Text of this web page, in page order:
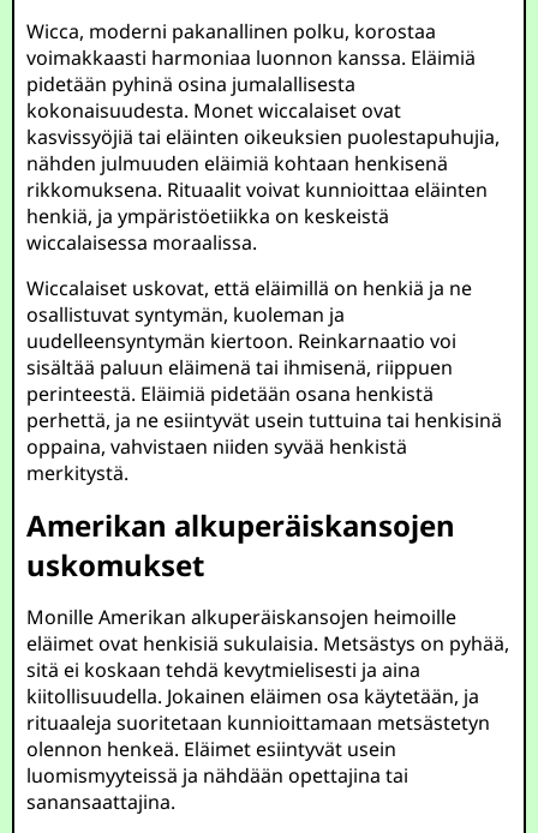
Wicca, moderni pakanallinen polku, korostaa
voimakkaasti harmoniaa luonnon kanssa. Eläimiä
pidetään pyhinä osina jumalallisesta
kokonaisuudesta. Monet wiccalaiset ovat
kasvissyöjiä tai eläinten oikeuksien puolestapuhujia,
nähden julmuuden eläimiä kohtaan henkisenä
rikkomuksena. Rituaalit voivat kunnioittaa eläinten
henkiä, ja ympäristöetiikka on keskeistä
wiccalaisessa moraalissa.
Wiccalaiset uskovat, että eläimillä on henkiä ja ne
osallistuvat syntymän, kuoleman ja
uudelleensyntymän kiertoon. Reinkarnaatio voi
sisältää paluun eläimenä tai ihmisenä, riippuen
perinteestä. Eläimiä pidetään osana henkistä
perhettä, ja ne esiintyvät usein tuttuina tai henkisinä
oppaina, vahvistaen niiden syvää henkistä
merkitystä.
Amerikan alkuperäiskansojen
uskomukset
Monille Amerikan alkuperäiskansojen heimoille
eläimet ovat henkisiä sukulaisia. Metsästys on pyhää,
sitä ei koskaan tehdä kevytmielisesti ja aina
kiitollisuudella. Jokainen eläimen osa käytetään, ja
rituaaleja suoritetaan kunnioittamaan metsästetyn
olennon henkeä. Eläimet esiintyvät usein
luomismyyteissä ja nähdään opettajina tai
sanansaattajina.